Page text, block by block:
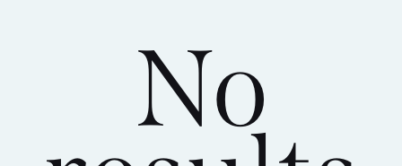
No